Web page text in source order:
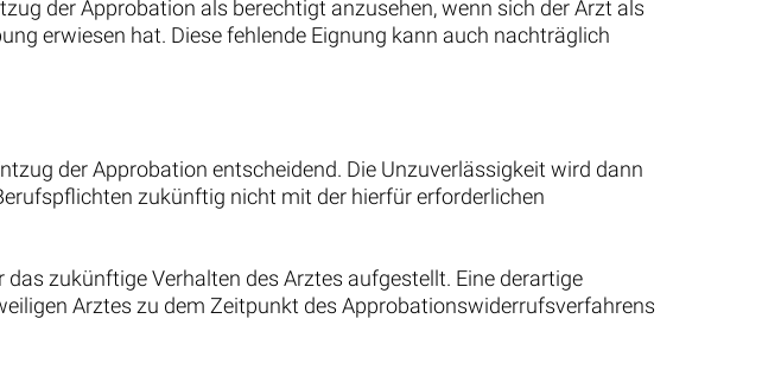
der Approbation als berechtigt anzusehen, wenn sich der Arzt als
erwiesen hat. Diese fehlende Eignung kann auch nachträglich
der Approbation entscheidend. Die Unzuverlässigkeit wird dann
zukünftig nicht mit der hierfür erforderlichen
zukünftige Verhalten des Arztes aufgestellt. Eine derartige
Arztes zu dem Zeitpunkt des Approbationswiderrufsverfahrens